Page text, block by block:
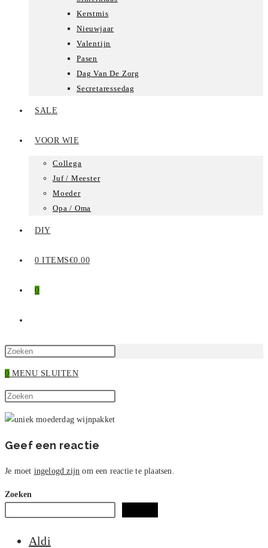
Kerstmis
Nieuwjaar
Valentijn
Pasen
Dag Van De Zorg
Secretaressedag
SALE
VOOR WIE
Collega
Juf / Meester
Moeder
Opa / Oma
DIY
0 ITEMS€0.00
0
ZOEKEN
0 MENU SLUITEN
Zoek
op
site
zoekpaneel
sluiten.
Geef een reactie
Je moet ingelogd zijn om een reactie te plaatsen.
Zoeken
Aldi